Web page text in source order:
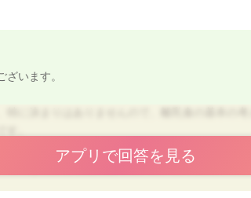
います。
２５ｇ程度と考えておくと、良い量ではあると
アプリで回答を見る